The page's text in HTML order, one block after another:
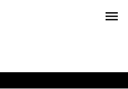
menu